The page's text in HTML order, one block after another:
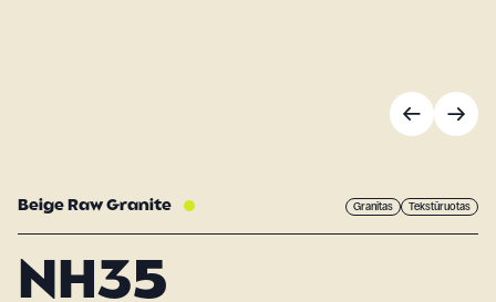
Beige Raw Granite Granitas Tekstūruotas
NH35